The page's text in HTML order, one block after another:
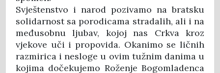
Svještenstvo i narod pozivamo na bratsku
solidarnost sa porodicama stradalih, ali i na
međusobnu ljubav, kojoj nas Crkva kroz
vjekove uči i propovida. Okanimo se ličnih
razmirica i nesloge u ovim tužnim danima u
kojima dočekujemo Roženje Bogomladenca